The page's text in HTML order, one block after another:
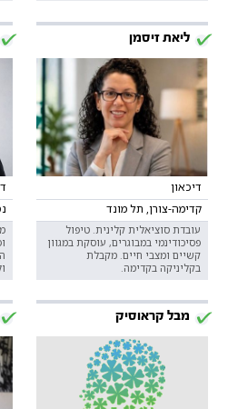
ליאת זיסמן
דיכאון
קדימה-צורן, תל מונד
עובדת סוציאלית קלינית. טיפול
פסיכודינמי במבוגרים, עוסקת במגוון
קשיים ומצבי חיים. מקבלת
בקליניקה בקדימה.
מבל קראוסיק